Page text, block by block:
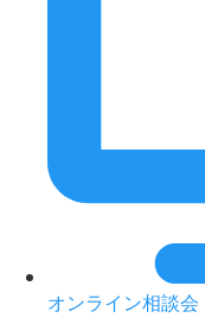
オンライン相談会